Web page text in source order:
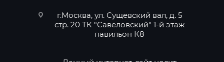
г.Москва, ул. Сущевский вал, д. 5
стр. 20 ТК "Савеловский" 1-й этаж
павильон К8